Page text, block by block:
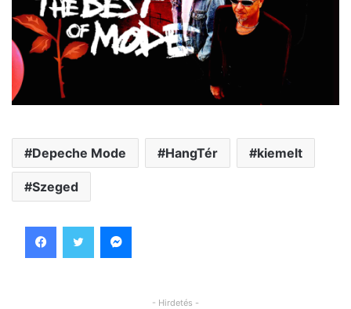
Depeche Mode HangTér kiemelt
Szeged
- Hirdetés -